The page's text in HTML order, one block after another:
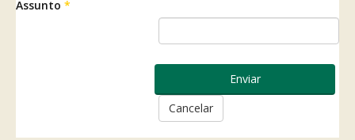
Assunto *
Enviar
Cancelar